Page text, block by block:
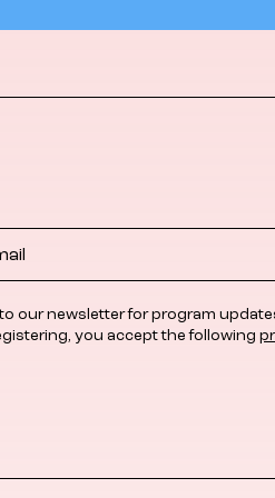
our newsletter for program
you accept the following